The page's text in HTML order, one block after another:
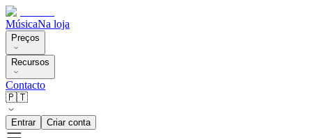
MúsicaNa loja
Preços
Recursos
Contacto
🇵🇹
Entrar Criar conta